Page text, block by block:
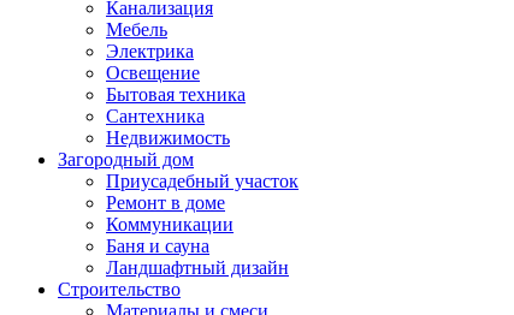
Канализация
Мебель
Электрика
Освещение
Бытовая техника
Сантехника
Недвижимость
Загородный дом
Приусадебный участок
Ремонт в доме
Коммуникации
Баня и сауна
Ландшафтный дизайн
Строительство
Материалы и смеси